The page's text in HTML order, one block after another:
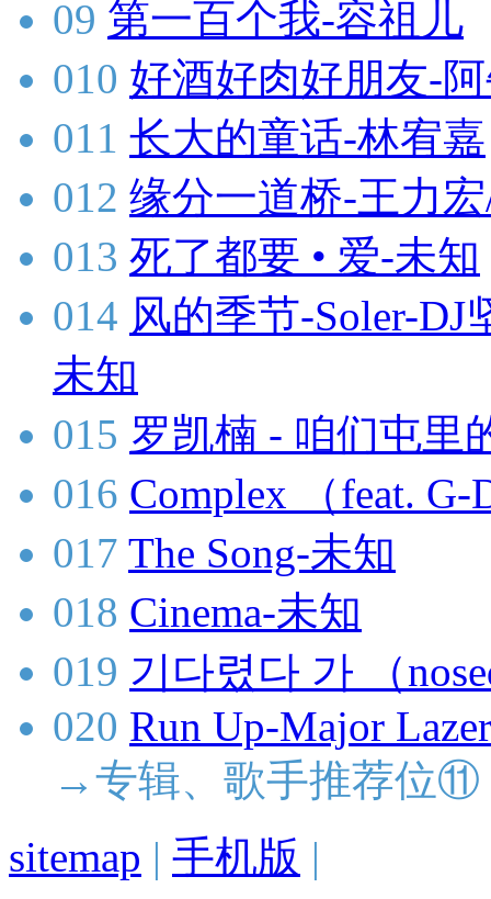
09 第一百个我-容祖儿
010 好酒好肉好朋友-
011 长大的童话-林宥嘉
012 缘分一道桥-王力
013 死了都要 • 爱-未知
014 风的季节-Soler-
未知
015 罗凯楠 - 咱们屯里
016 Complex （feat.
017 The Song-未知
018 Cinema-未知
019 기다렸다 가 （
020 Run Up-Major
→专辑、歌手推荐位⑪
sitemap | 手机版 |